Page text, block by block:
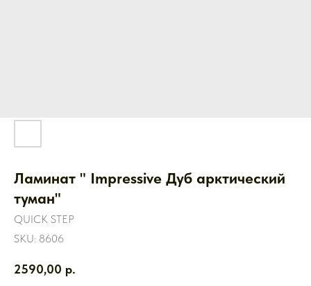
Ламинат " Impressive Дуб арктический
туман"
QUICK STEP
SKU: 8606
2590,00 р.